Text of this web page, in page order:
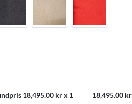
18,495.00kr x 1 18,495.00kr